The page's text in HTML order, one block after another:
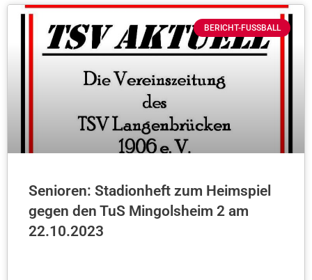
BERICHT-FUSSBALL
Senioren: Stadionheft zum Heimspiel
gegen den TuS Mingolsheim 2 am
22.10.2023